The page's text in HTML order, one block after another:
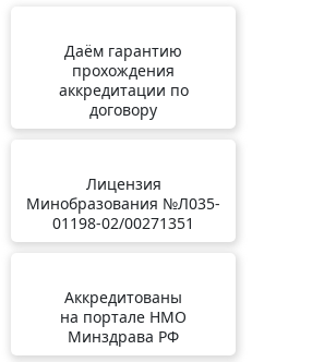
Даём гарантию
прохождения
аккредитации по
договору
Лицензия
Минобразования №Л035-
01198-02/00271351
Аккредитованы
на портале НМО
Минздрава РФ